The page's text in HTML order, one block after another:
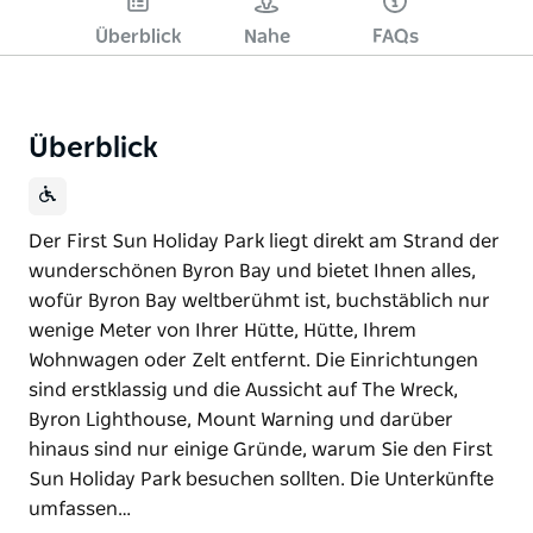
Überblick Nahe FAQs
Überblick
Der First Sun Holiday Park liegt direkt am Strand der
wunderschönen Byron Bay und bietet Ihnen alles,
wofür Byron Bay weltberühmt ist, buchstäblich nur
wenige Meter von Ihrer Hütte, Hütte, Ihrem
Wohnwagen oder Zelt entfernt. Die Einrichtungen
sind erstklassig und die Aussicht auf The Wreck,
Byron Lighthouse, Mount Warning und darüber
hinaus sind nur einige Gründe, warum Sie den First
Sun Holiday Park besuchen sollten. Die Unterkünfte
umfassen…